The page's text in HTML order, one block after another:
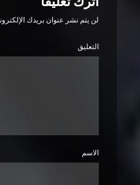
لن يتم نشر عنوان بريدك
التعليق
الاسم